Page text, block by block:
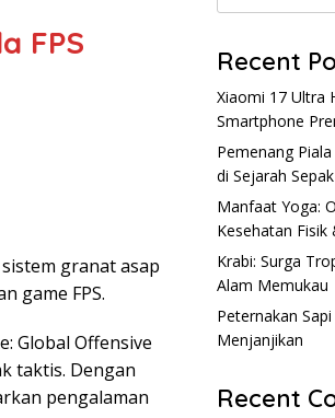
FPS
granat asap
game FPS.
Global Offensive
taktis. Dengan
pengalaman
Recent
Xiaomi 17 Ultra
Smartphone
Pemenang
di Sejarah
Manfaat Yoga:
Kesehatan Fisik
Krabi: Surga
Alam Memukau
Peternakan
Menjanjikan
Recent